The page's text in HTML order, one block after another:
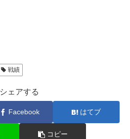
戦績
シェアする
Facebook はてブ
コピー